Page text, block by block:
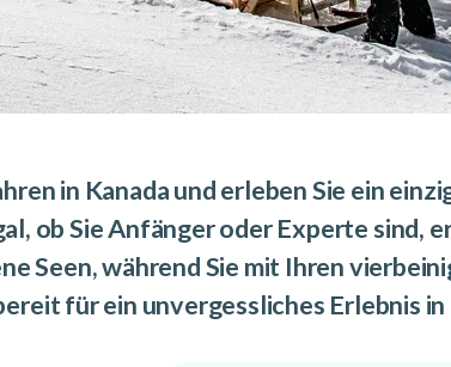
in Kanada und erleben Sie ein
ob Sie Anfänger oder Experte sind,
Seen, während Sie mit Ihren
für ein unvergessliches Erlebnis in